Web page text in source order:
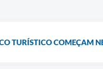
TURÍSTICO COMEÇAM